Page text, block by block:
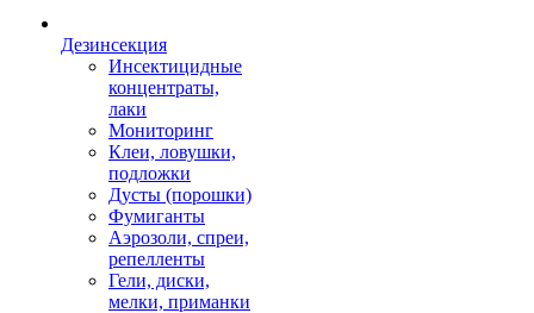
Дезинсекция
Инсектицидные
концентраты,
лаки
Мониторинг
Клеи, ловушки,
подложки
Дусты (порошки)
Фумиганты
Аэрозоли, спреи,
репелленты
Гели, диски,
мелки, приманки